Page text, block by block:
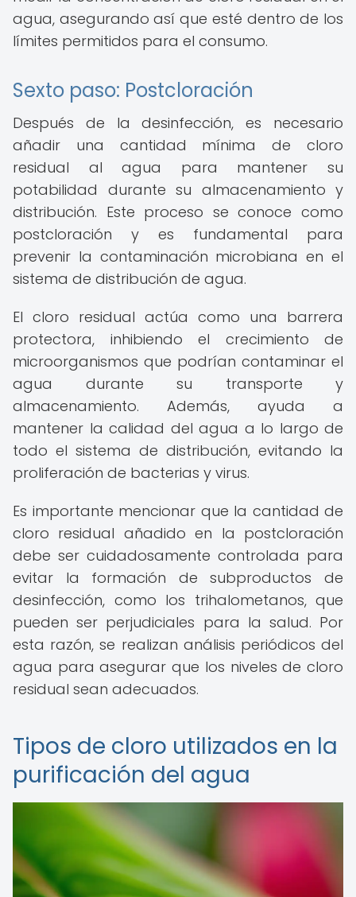
agua, asegurando así que esté dentro de los
límites permitidos para el consumo.
Sexto paso: Postcloración
Después de la desinfección, es necesario
añadir una cantidad mínima de cloro
residual al agua para mantener su
potabilidad durante su almacenamiento y
distribución. Este proceso se conoce como
postcloración y es fundamental para
prevenir la contaminación microbiana en el
sistema de distribución de agua.
El cloro residual actúa como una barrera
protectora, inhibiendo el crecimiento de
microorganismos que podrían contaminar el
agua durante su transporte y
almacenamiento. Además, ayuda a
mantener la calidad del agua a lo largo de
todo el sistema de distribución, evitando la
proliferación de bacterias y virus.
Es importante mencionar que la cantidad de
cloro residual añadido en la postcloración
debe ser cuidadosamente controlada para
evitar la formación de subproductos de
desinfección, como los trihalometanos, que
pueden ser perjudiciales para la salud. Por
esta razón, se realizan análisis periódicos del
agua para asegurar que los niveles de cloro
residual sean adecuados.
Tipos de cloro utilizados en la
purificación del agua